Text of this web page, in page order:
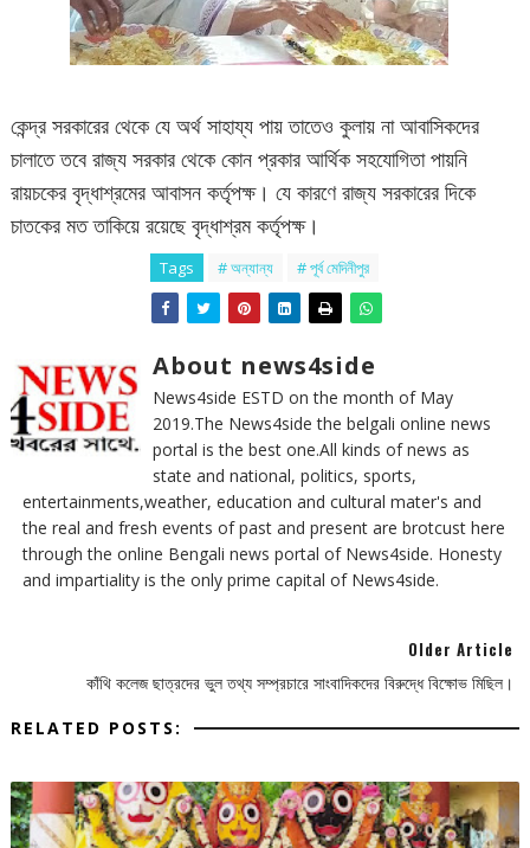
কেন্দ্র সরকারের থেকে যে অর্থ সাহায্য পায় তাতেও কুলায় না আবাসিকদের
চালাতে তবে রাজ্য সরকার থেকে কোন প্রকার আর্থিক সহযোগিতা পায়নি
রায়চকের বৃদ্ধাশ্রমের আবাসন কর্তৃপক্ষ। যে কারণে রাজ্য সরকারের দিকে
চাতকের মত তাকিয়ে রয়েছে বৃদ্ধাশ্রম কর্তৃপক্ষ।
Tags # অন্যান্য # পূর্ব মেদিনীপুর
About news4side
News4side ESTD on the month of May
2019.The News4side the belgali online news
portal is the best one.All kinds of news as
state and national, politics, sports,
entertainments,weather, education and cultural mater's and
the real and fresh events of past and present are brotcust here
through the online Bengali news portal of News4side. Honesty
and impartiality is the only prime capital of News4side.
Older Article
কাঁথি কলেজ ছাত্রদের ভুল তথ্য সম্প্রচারে সাংবাদিকদের বিরুদ্ধে বিক্ষোভ মিছিল।
RELATED POSTS: